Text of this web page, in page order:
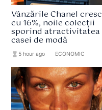
Vânzările Chanel cresc
cu 16%, noile colecții
sporind atractivitatea
casei de modă
hourglass_full 5 hour ago ECONOMIC